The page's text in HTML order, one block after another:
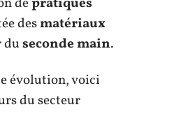
desmatériaux
duseconde main.
évolution, voici
du secteur